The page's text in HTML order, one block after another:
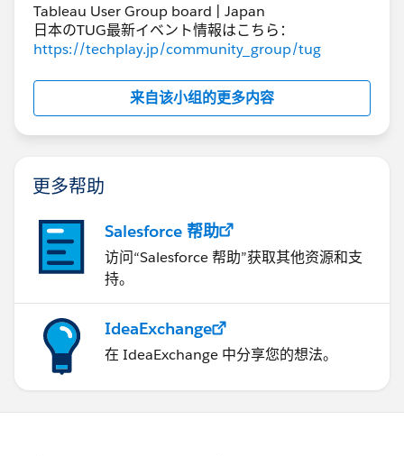
Tableau User Group board | Japan
日本のTUG最新イベント情報はこちら：
https://techplay.jp/community_group/tug
来自该小组的更多内容
更多帮助
Salesforce 帮助
访问“Salesforce 帮助”获取其他资源和支
持。
IdeaExchange
在 IdeaExchange 中分享您的想法。